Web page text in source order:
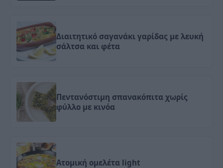
Διαιτητικό σαγανάκι γαρίδας με λευκή
σάλτσα και φέτα
Πεντανόστιμη σπανακόπιτα χωρίς
φύλλο με κινόα
Ατομική ομελέτα light